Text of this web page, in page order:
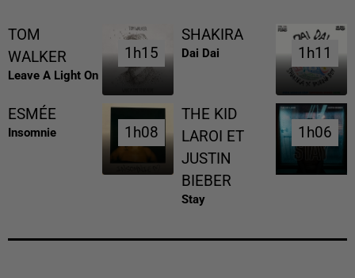
TOM
WALKER
Leave A Light On
1h15
1h15
SHAKIRA
Dai Dai 1h11
1h11
ESMÉE
Insomnie 1h08
1h08
THE KID
LAROI ET
JUSTIN
BIEBER
Stay
1h06
1h06